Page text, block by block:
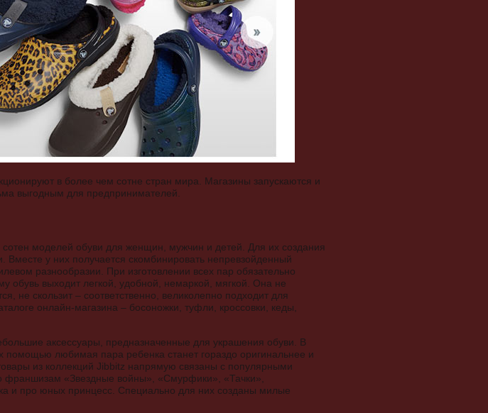
в более чем сотне стран мира. Магазины запускаются и
выгодным для предпринимателей.
моделей обуви для женщин, мужчин и детей. Для их создания
у них получается скомбинировать непревзойденный
разнообразии. При изготовлении всех пар обязательно
обувь выходит легкой, удобной, немаркой, мягкой. Она не
не скользит – соответственно, великолепно подходит для
онлайн-магазина – босоножки, туфли, кроссовки, кеды,
аксессуары, предназначенные для украшения обуви. В
любимая пара ребенка станет гораздо оригинальнее и
из коллекций Jibbitz напрямую связаны с популярными
«Звездные войны», «Смурфики», «Тачки»,
и про юных принцесс. Специально для них созданы милые